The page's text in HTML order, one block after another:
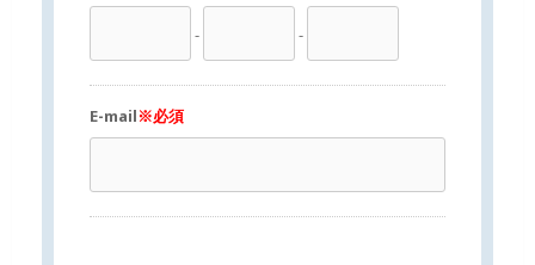
- -
E-mail※必須